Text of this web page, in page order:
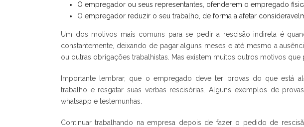
O empregador ou seus representantes, ofenderem o empregado
O empregador reduzir o seu trabalho, de forma a afetar
Um dos motivos mais comuns para se pedir a rescisão indireta é
constantemente, deixando de pagar alguns meses e até mesmo a
ou outras obrigações trabalhistas. Mas existem muitos outros motivos que
Importante lembrar, que o empregado deve ter provas do que está
trabalho e resgatar suas verbas rescisórias. Alguns exemplos de
whatsapp e testemunhas.
Continuar trabalhando na empresa depois de fazer o pedido de